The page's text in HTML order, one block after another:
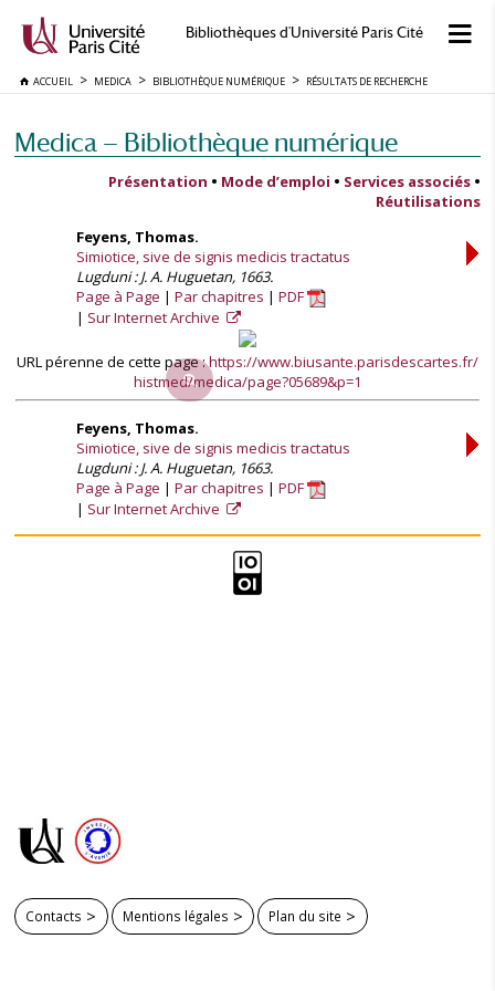
Bibliothèques d'Université Paris Cité
ACCUEIL MEDICA BIBLIOTHÈQUE NUMÉRIQUE RÉSULTATS DE RECHERCHE
Medica — Bibliothèque numérique
Présentation • Mode d’emploi • Services associés •
Réutilisations
Feyens, Thomas.
Simiotice, sive de signis medicis tractatus
Lugduni : J. A. Huguetan, 1663.
Page à Page
Par chapitres
PDF
Sur Internet Archive
URL pérenne de cette page :https://www.biusante.parisdescartes.fr/
histmed/medica/page?05689&p=1
Feyens, Thomas.
Simiotice, sive de signis medicis tractatus
Lugduni : J. A. Huguetan, 1663.
Page à Page
Par chapitres
PDF
Sur Internet Archive
Contacts Mentions légales Plan du site